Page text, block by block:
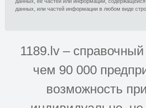
данных, или частей информации в любом виде
1189.lv –
чем 90 000
возможность